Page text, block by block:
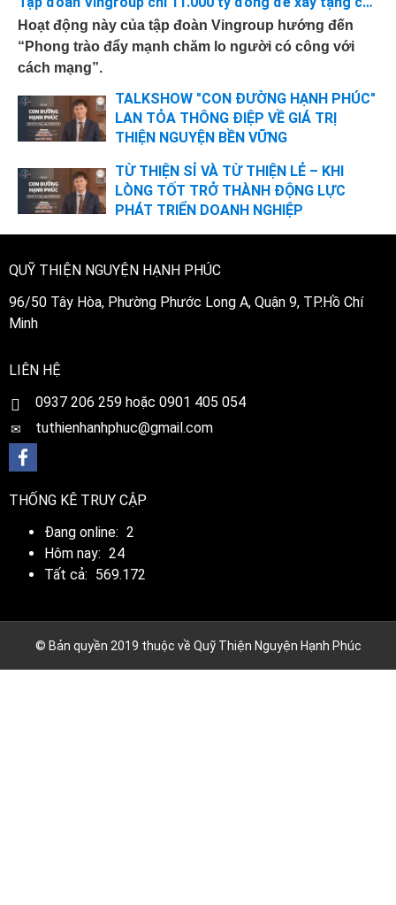
Hoạt động này của tập đoàn Vingroup hướng đến
“Phong trào đẩy mạnh chăm lo người có công với
cách mạng”.
TALKSHOW "CON ĐƯỜNG HẠNH PHÚC"
LAN TỎA THÔNG ĐIỆP VỀ GIÁ TRỊ
THIỆN NGUYỆN BỀN VỮNG
TỪ THIỆN SỈ VÀ TỪ THIỆN LẺ – KHI
LÒNG TỐT TRỞ THÀNH ĐỘNG LỰC
PHÁT TRIỂN DOANH NGHIỆP
QUỸ THIỆN NGUYỆN HẠNH PHÚC
96/50 Tây Hòa, Phường Phước Long A, Quận 9, TP.Hồ Chí
Minh
LIÊN HỆ
0937 206 259 hoặc 0901 405 054
tuthienhanhphuc@gmail.com
THỐNG KÊ TRUY CẬP
Đang online: 2
Hôm nay: 24
Tất cả: 569.172
© Bản quyền 2019 thuộc về Quỹ Thiện Nguyện Hạnh Phúc